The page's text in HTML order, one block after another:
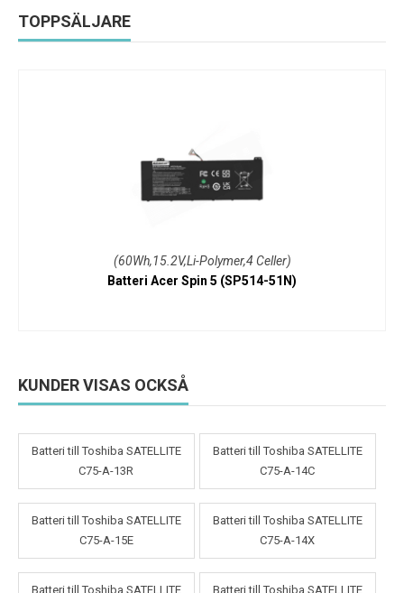
TOPPSÄLJARE
(60Wh,15.2V,Li-Polymer,4 Celler)
Batteri Acer Spin 5 (SP514-51N)
KUNDER VISAS OCKSÅ
Batteri till Toshiba SATELLITE
C75-A-13R
Batteri till Toshiba SATELLITE
C75-A-14C
Batteri till Toshiba SATELLITE
C75-A-15E
Batteri till Toshiba SATELLITE
C75-A-14X
Batteri till Toshiba SATELLITE
Batteri till Toshiba SATELLITE